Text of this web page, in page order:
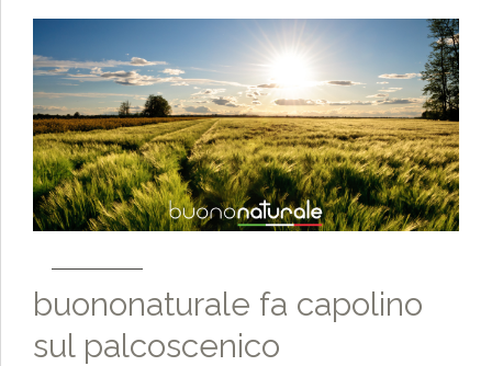
buononaturale fa capolino
sul palcoscenico